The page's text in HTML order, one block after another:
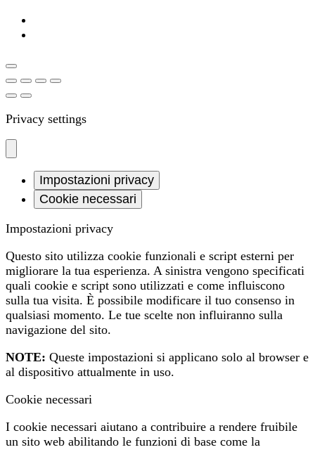
Privacy settings
Impostazioni privacy
Cookie necessari
Impostazioni privacy
Questo sito utilizza cookie funzionali e script esterni per
migliorare la tua esperienza. A sinistra vengono specificati
quali cookie e script sono utilizzati e come influiscono
sulla tua visita. È possibile modificare il tuo consenso in
qualsiasi momento. Le tue scelte non influiranno sulla
navigazione del sito.
NOTE: Queste impostazioni si applicano solo al browser e
al dispositivo attualmente in uso.
Cookie necessari
I cookie necessari aiutano a contribuire a rendere fruibile
un sito web abilitando le funzioni di base come la